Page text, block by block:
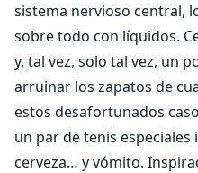
sistema nervioso central,
sobre todo con líquidos.
y, tal vez, solo tal vez, un
arruinar los zapatos de
estos desafortunados
un par de tenis
cerveza… y vómito.